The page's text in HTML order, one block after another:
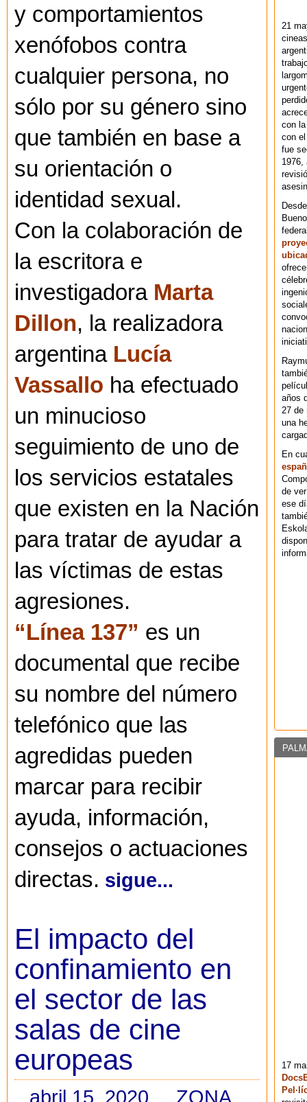
y comportamientos
xenófobos contra
cualquier persona, no
sólo por su género sino
que también en base a
su orientación o
identidad sexual.
Con la colaboración de
la escritora e
investigadora Marta
Dillon, la realizadora
argentina Lucía
Vassallo ha efectuado
un minucioso
seguimiento de uno de
los servicios estatales
que existen en la Nación
para tratar de ayudar a
las víctimas de estas
agresiones.
“Línea 137” es un
documental que recibe
su nombre del número
telefónico que las
agredidas pueden
marcar para recibir
ayuda, información,
consejos o actuaciones
directas. sigue...
El impacto del
confinamiento en
el sector de las
salas de cine
europeas
abril 15, 2020 ZONA
21
con
con
fue
1976,
años
27 de
una
En
de
ese
17